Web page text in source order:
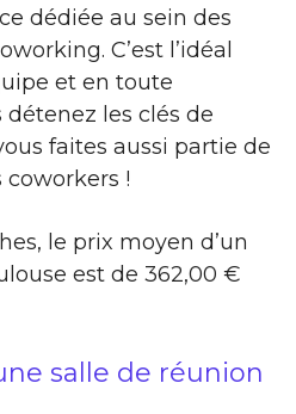
dédiée au sein des
C’est l’idéal
et en toute
les clés de
faites aussi partie de
!
le prix moyen d’un
est de 362,00 €
salle de réunion